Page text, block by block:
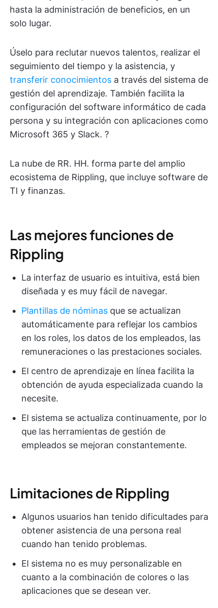
hasta la administración de beneficios, en un
solo lugar.
Úselo para reclutar nuevos talentos, realizar el
seguimiento del tiempo y la asistencia, y
transferir conocimientos a través del sistema de
gestión del aprendizaje. También facilita la
configuración del software informático de cada
persona y su integración con aplicaciones como
Microsoft 365 y Slack. ?
La nube de RR. HH. forma parte del amplio
ecosistema de Rippling, que incluye software de
TI y finanzas.
Las mejores funciones de
Rippling
La interfaz de usuario es intuitiva, está bien
diseñada y es muy fácil de navegar.
Plantillas de nóminas que se actualizan
automáticamente para reflejar los cambios
en los roles, los datos de los empleados, las
remuneraciones o las prestaciones sociales.
El centro de aprendizaje en línea facilita la
obtención de ayuda especializada cuando la
necesite.
El sistema se actualiza continuamente, por lo
que las herramientas de gestión de
empleados se mejoran constantemente.
Limitaciones de Rippling
Algunos usuarios han tenido dificultades para
obtener asistencia de una persona real
cuando han tenido problemas.
El sistema no es muy personalizable en
cuanto a la combinación de colores o las
aplicaciones que se desean ver.